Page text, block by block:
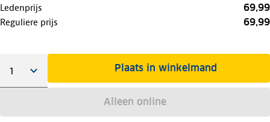
Ledenprijs 69,99
Reguliere prijs 69,99
Plaats in winkelmand
Alleen online